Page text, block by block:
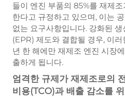
들이 엔진 부품의 85%를 재제
한다고 규정하고 있으며, 이는
없는 요구사항입니다. 강화된
(EPR) 제도와 결합될 경우, 이
년 한 해에만 재제조 엔진 시장
출하게 됩니다.
엄격한 규제가 재제조로의
비용(TCO)과 배출 감소를